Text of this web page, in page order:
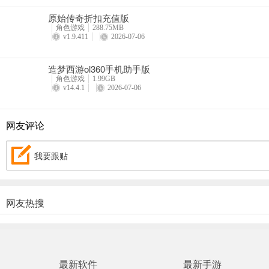
6、新增部分主题时装
8、修复部分已知bug
原始传奇折扣充值版
角色游戏
288.75MB
v1.9.411
2026-07-06
造梦西游ol360手机助手版
角色游戏
1.99GB
v14.4.1
2026-07-06
网友评论
我要跟贴
网友热搜
最新软件 最新手游